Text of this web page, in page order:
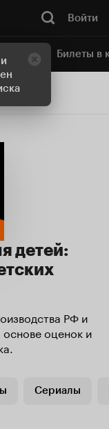
Войти
Билеты в
РФ и
основе оценок и
Сериалы